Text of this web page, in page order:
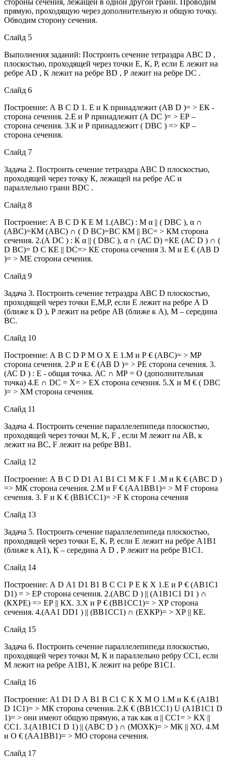
прямую, проходящую через дополнительную и общую точку.
Обводим сторону сечения.
Слайд 5
Выполнения заданий: Построить сечение тетраэдра АВС D ,
плоскостью, проходящей через точки Е, К, Р, если Е лежит на
ребре AD , К лежит на ребре BD , Р лежит на ребре DC .
Слайд 6
Построение: А В С D 1. Е и К принадлежит (АВ D )= > ЕК -
сторона сечения. 2.Е и Р принадлежит (А DC )= > ЕР –
сторона сечения. 3.К и Р принадлежит ( DBC ) => КР –
сторона сечения.
Слайд 7
Задача 2. Построить сечение тетраэдра АВС D плоскостью,
проходящей через точку К, лежащей на ребре АС и
параллельно грани BDC .
Слайд 8
Построение: А В С D К Е М 1.(АВС) : М α || ( DBC ), α ∩
(АВС)=КМ (АВС) ∩ ( D ВС)=ВС КМ || ВС= > КМ сторона
сечения. 2.(А DC ) : К α || ( DBC ), α ∩ (АС D) =КЕ (АС D ) ∩ (
D ВС)= D С КЕ || DC=> КЕ сторона сечения 3. М и Е € (АВ D
)= > МЕ сторона сечения.
Слайд 9
Задача 3. Построить сечение тетраэдра АВС D плоскостью,
проходящей через точки Е,М,Р, если Е лежит на ребре А D
(ближе к D ), P лежит на ребре АВ (ближе к А), М – середина
ВС.
Слайд 10
Построение: А В С D Р М О Х Е 1.М и Р € (АВС)= > МР
сторона сечения. 2.Р и Е € (АВ D )= > РЕ сторона сечения. 3.
(АС D ) : Е - общая точка. АС ∩ МР = О (дополнительная
точка) 4.Е ∩ DC = Х= > ЕХ сторона сечения. 5.Х и М € ( DBC
)= > ХМ сторона сечения.
Слайд 11
Задача 4. Построить сечение параллелепипеда плоскостью,
проходящей через точки М, К, F , если М лежит на АВ, к
лежит на ВС, F лежит на ребре ВВ1.
Слайд 12
Построение: А В С D D1 А1 В1 С1 М К F 1 .М и К € (АВС D )
=> МК сторона сечения. 2.М и F € (АА1ВВ1)= > М F сторона
сечения. 3. F и К € (ВВ1СС1)= >F К сторона сечения
Слайд 13
Задача 5. Построить сечение параллелепипеда плоскостью,
проходящей через точки Е, К, Р, если Е лежит на ребре А1В1
(ближе к А1), К – середина А D , Р лежит на ребре В1С1.
Слайд 14
Построение: А D А1 D1 В1 В С С1 Р Е К Х 1.Е и Р € (АВ1С1
D1) = > ЕР сторона сечения. 2.(АВС D ) || (А1В1С1 D1 ) ∩
(КХРЕ) => ЕР || КХ. 3.Х и Р € (ВВ1СС1)= > ХР сторона
сечения. 4.(АА1 DD1 ) || (ВВ1СС1) ∩ (ЕХКР)= > ХР || КЕ.
Слайд 15
Задача 6. Построить сечение параллелепипеда плоскостью,
проходящей через точки М, К и параллельно ребру СС1, если
М лежит на ребре А1В1, К лежит на ребре В1С1.
Слайд 16
Построение: А1 D1 D А В1 В С1 С К Х М О 1.М и К € (А1В1
D 1С1)= > МК сторона сечения. 2.К € (ВВ1СС1) U (А1В1С1 D
1)= > они имеют общую прямую, а так как α || СС1= > КХ ||
СС1. 3.(А1В1С1 D 1) || (АВС D ) ∩ (МОХК)= > МК || ХО. 4.М
и О € (АА1ВВ1)= > МО сторона сечения.
Слайд 17